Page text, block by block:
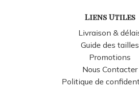
Liens Utiles
Livraison &
Guide des tailles
Promotions
Nous Contacter
Politique de